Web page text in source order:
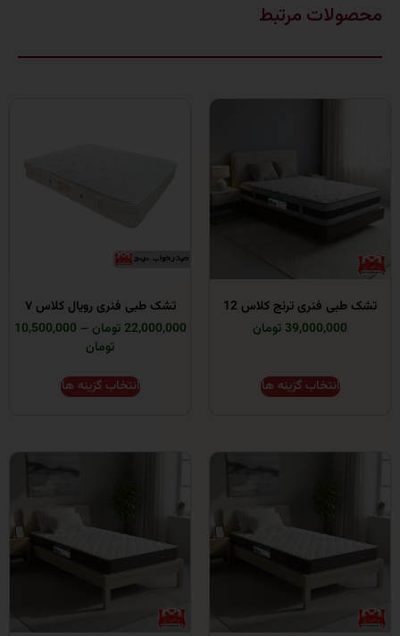
مرتبط
فنری ترنج کلاس 12
تومان
انتخاب گزینه ها
تشک طبی فنری رویال کلاس ۷
22,000,000 تومان
–
10,500,000
انتخاب گزینه ها